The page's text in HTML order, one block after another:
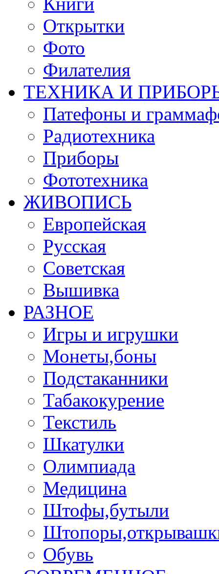
Открытки
Фото
Филателия
ТЕХНИКА И
Патефоны и
Радиотехника
Приборы
Фототехника
ЖИВОПИСЬ
Европейская
Русская
Советская
Вышивка
РАЗНОЕ
Игры и игрушки
Монеты,боны
Подстаканники
Табакокурение
Текстиль
Шкатулки
Олимпиада
Медицина
Штофы,бутыли
Обувь